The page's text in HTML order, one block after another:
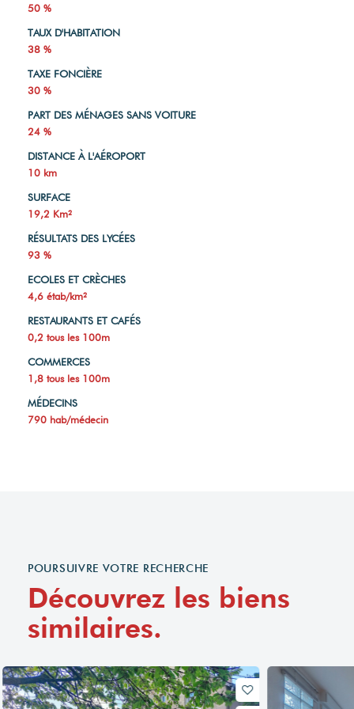
50 %
TAUX D'HABITATION
38 %
TAXE FONCIÈRE
30 %
PART DES MÉNAGES SANS VOITURE
24 %
DISTANCE À L'AÉROPORT
10 km
SURFACE
19,2 Km²
RÉSULTATS DES LYCÉES
93 %
ECOLES ET CRÈCHES
4,6 étab/km²
RESTAURANTS ET CAFÉS
0,2 tous les 100m
COMMERCES
1,8 tous les 100m
MÉDECINS
790 hab/médecin
POURSUIVRE VOTRE RECHERCHE
Découvrez les biens
similaires.